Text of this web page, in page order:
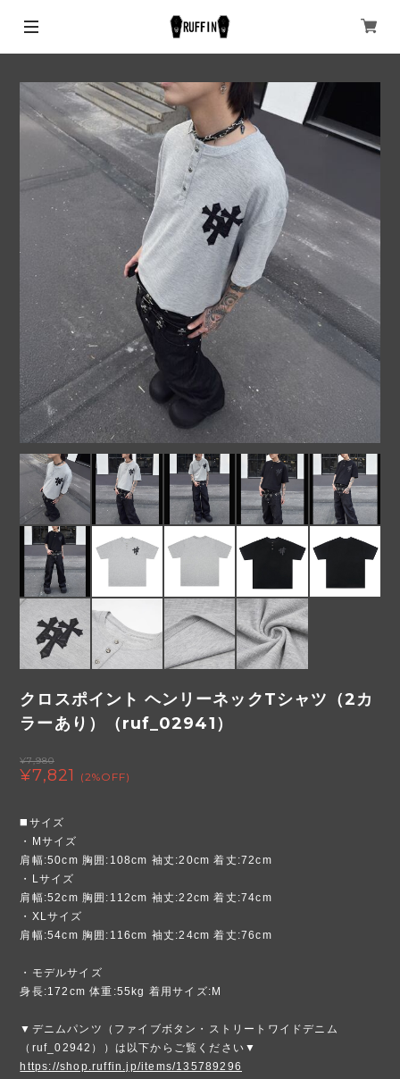
クロスポイント ヘンリーネックTシャツ（2カ
ラーあり）（ruf_02941）
¥7,980
¥7,821 (2%OFF)
◼️サイズ
・Mサイズ
肩幅:50cm 胸囲:108cm 袖丈:20cm 着丈:72cm
・Lサイズ
肩幅:52cm 胸囲:112cm 袖丈:22cm 着丈:74cm
・XLサイズ
肩幅:54cm 胸囲:116cm 袖丈:24cm 着丈:76cm
・モデルサイズ
身長:172cm 体重:55kg 着用サイズ:M
▼デニムパンツ（ファイブボタン・ストリートワイドデニム
（ruf_02942））は以下からご覧ください▼
https://shop.ruffin.jp/items/135789296